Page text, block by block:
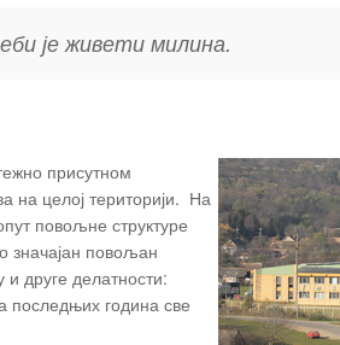
је живети милина.
присутном
на целој територији. На
повољне структуре
значајан повољан
друге делатности:
последњих година све